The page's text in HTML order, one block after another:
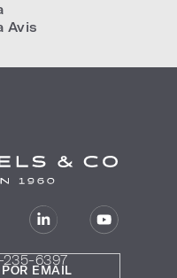
Avis
6397
POR EMAIL